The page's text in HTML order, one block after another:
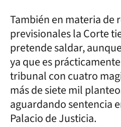
También en materia de
previsionales la Corte
pretende saldar,
ya que es
tribunal con cuatro
más de siete mil
aguardando sentencia
Palacio de Justicia.